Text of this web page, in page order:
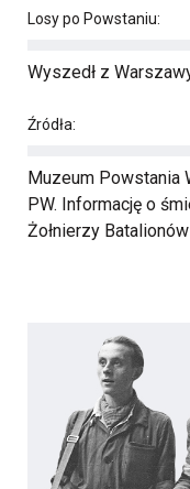
Losy po Powstaniu:
Wyszedł z
Źródła:
Muzeum Powstania
PW. Informację o
Żołnierzy